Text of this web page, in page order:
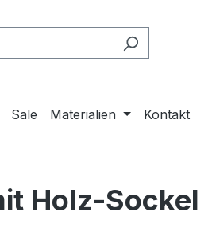
Sale Materialien Kontakt
Holz-Sockel